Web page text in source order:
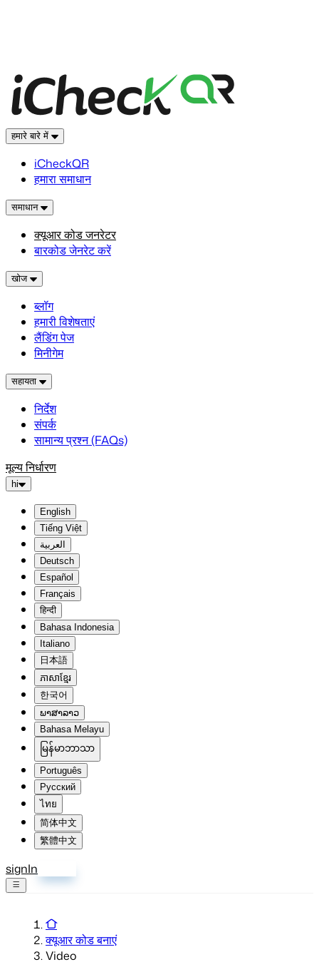
हमारे बारे में
iCheckQR
हमारा समाधान
समाधान
क्यूआर कोड जनरेटर
बारकोड जेनरेट करें
खोज
ब्लॉग
हमारी विशेषताएं
लैंडिंग पेज
मिनीगेम
सहायता
निर्देश
संपर्क
सामान्य प्रश्न (FAQs)
मूल्य निर्धारण
hi
English
Tiếng Việt
العربية
Deutsch
Español
Français
हिन्दी
Bahasa Indonesia
Italiano
日本語
ភាសាខ្មែរ
한국어
ພາສາລາວ
Bahasa Melayu
မြန်မာဘာသာ
Português
Русский
ไทย
简体中文
繁體中文
signIn
क्यूआर कोड बनाएं
Video